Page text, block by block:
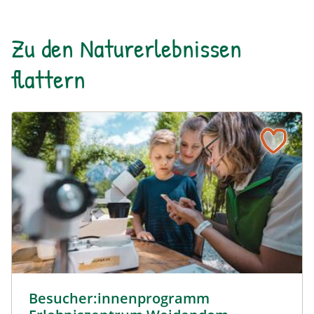
Zu den Naturerlebnissen
flattern
Besucher:innenprogramm